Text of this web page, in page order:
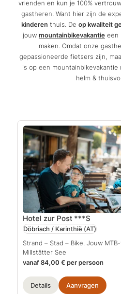
vrienden en kun je 100%
gastheren. Want hier zijn de
kinderen thuis. De op kwaliteit
jouw mountainbikevakantie een
maken. Omdat onze
gepassioneerde fietsers zijn,
is op een
helm &
Hotel zur Post ***S
Döbriach / Karinthië (AT)
Strand – Stad – Bike. Jouw
Millstätter See
vanaf 84,00 € per persoon
Details Aanvragen